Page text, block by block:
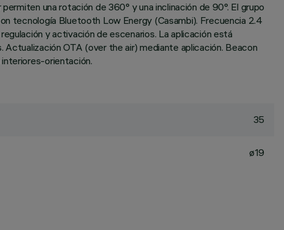
una rotación de 360° y una inclinación de 90°. El grupo
tecnología Bluetooth Low Energy (Casambi). Frecuencia 2.4
y activación de escenarios. La aplicación está
OTA (over the air) mediante aplicación. Beacon
orientación.
35
ø19